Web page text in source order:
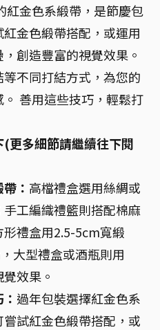
紅金色系緞帶，是節慶包
金色緞帶搭配，或運用
創造豐富的視覺效果。
不同打結方式，為您的
善用這些技巧，輕鬆打
更多細節請繼續往下閱
： 高檔禮盒選用絲綢或
工編織禮籃則搭配棉麻
禮盒用2.5-5cm寬緞
大型禮盒或酒瓶則用
效果。
過年包裝選擇紅金色系
試紅金色緞帶搭配，或